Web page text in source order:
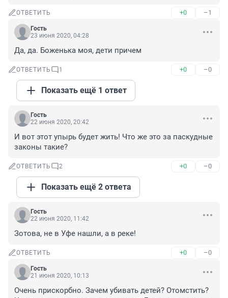
ОТВЕТИТЬ +0 –1
Гость
23 июня 2020, 04:28
Да, да. Боженька моя, дети причем
ОТВЕТИТЬ 1 +0 –0
Показать ещё 1 ответ
Гость
22 июня 2020, 20:42
И вот этот упырь будет жить! Что же это за паскудные
законы такие?
ОТВЕТИТЬ 2 +0 –0
Показать ещё 2 ответа
Гость
22 июня 2020, 11:42
Зотова, не в Уфе нашли, а в реке!
ОТВЕТИТЬ +0 –0
Гость
21 июня 2020, 10:13
Очень прискорбно. Зачем убивать детей? Отомстить?